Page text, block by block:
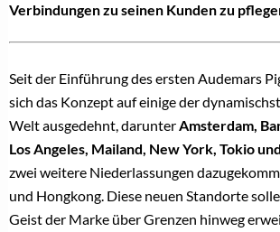
Verbindungen zu seinen Kunden zu
Seit der Einführung des ersten Audemars
sich das Konzept auf einige der
Welt ausgedehnt, darunterAmsterdam,
Los Angeles, Mailand, New York, Tokio
zwei weitere Niederlassungen
und Hongkong. Diese neuen Standorte
Geist der Marke über Grenzen hinweg